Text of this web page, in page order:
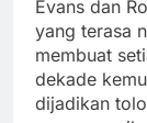
Evans dan
yang terasa
membuat
dekade
dijadikan